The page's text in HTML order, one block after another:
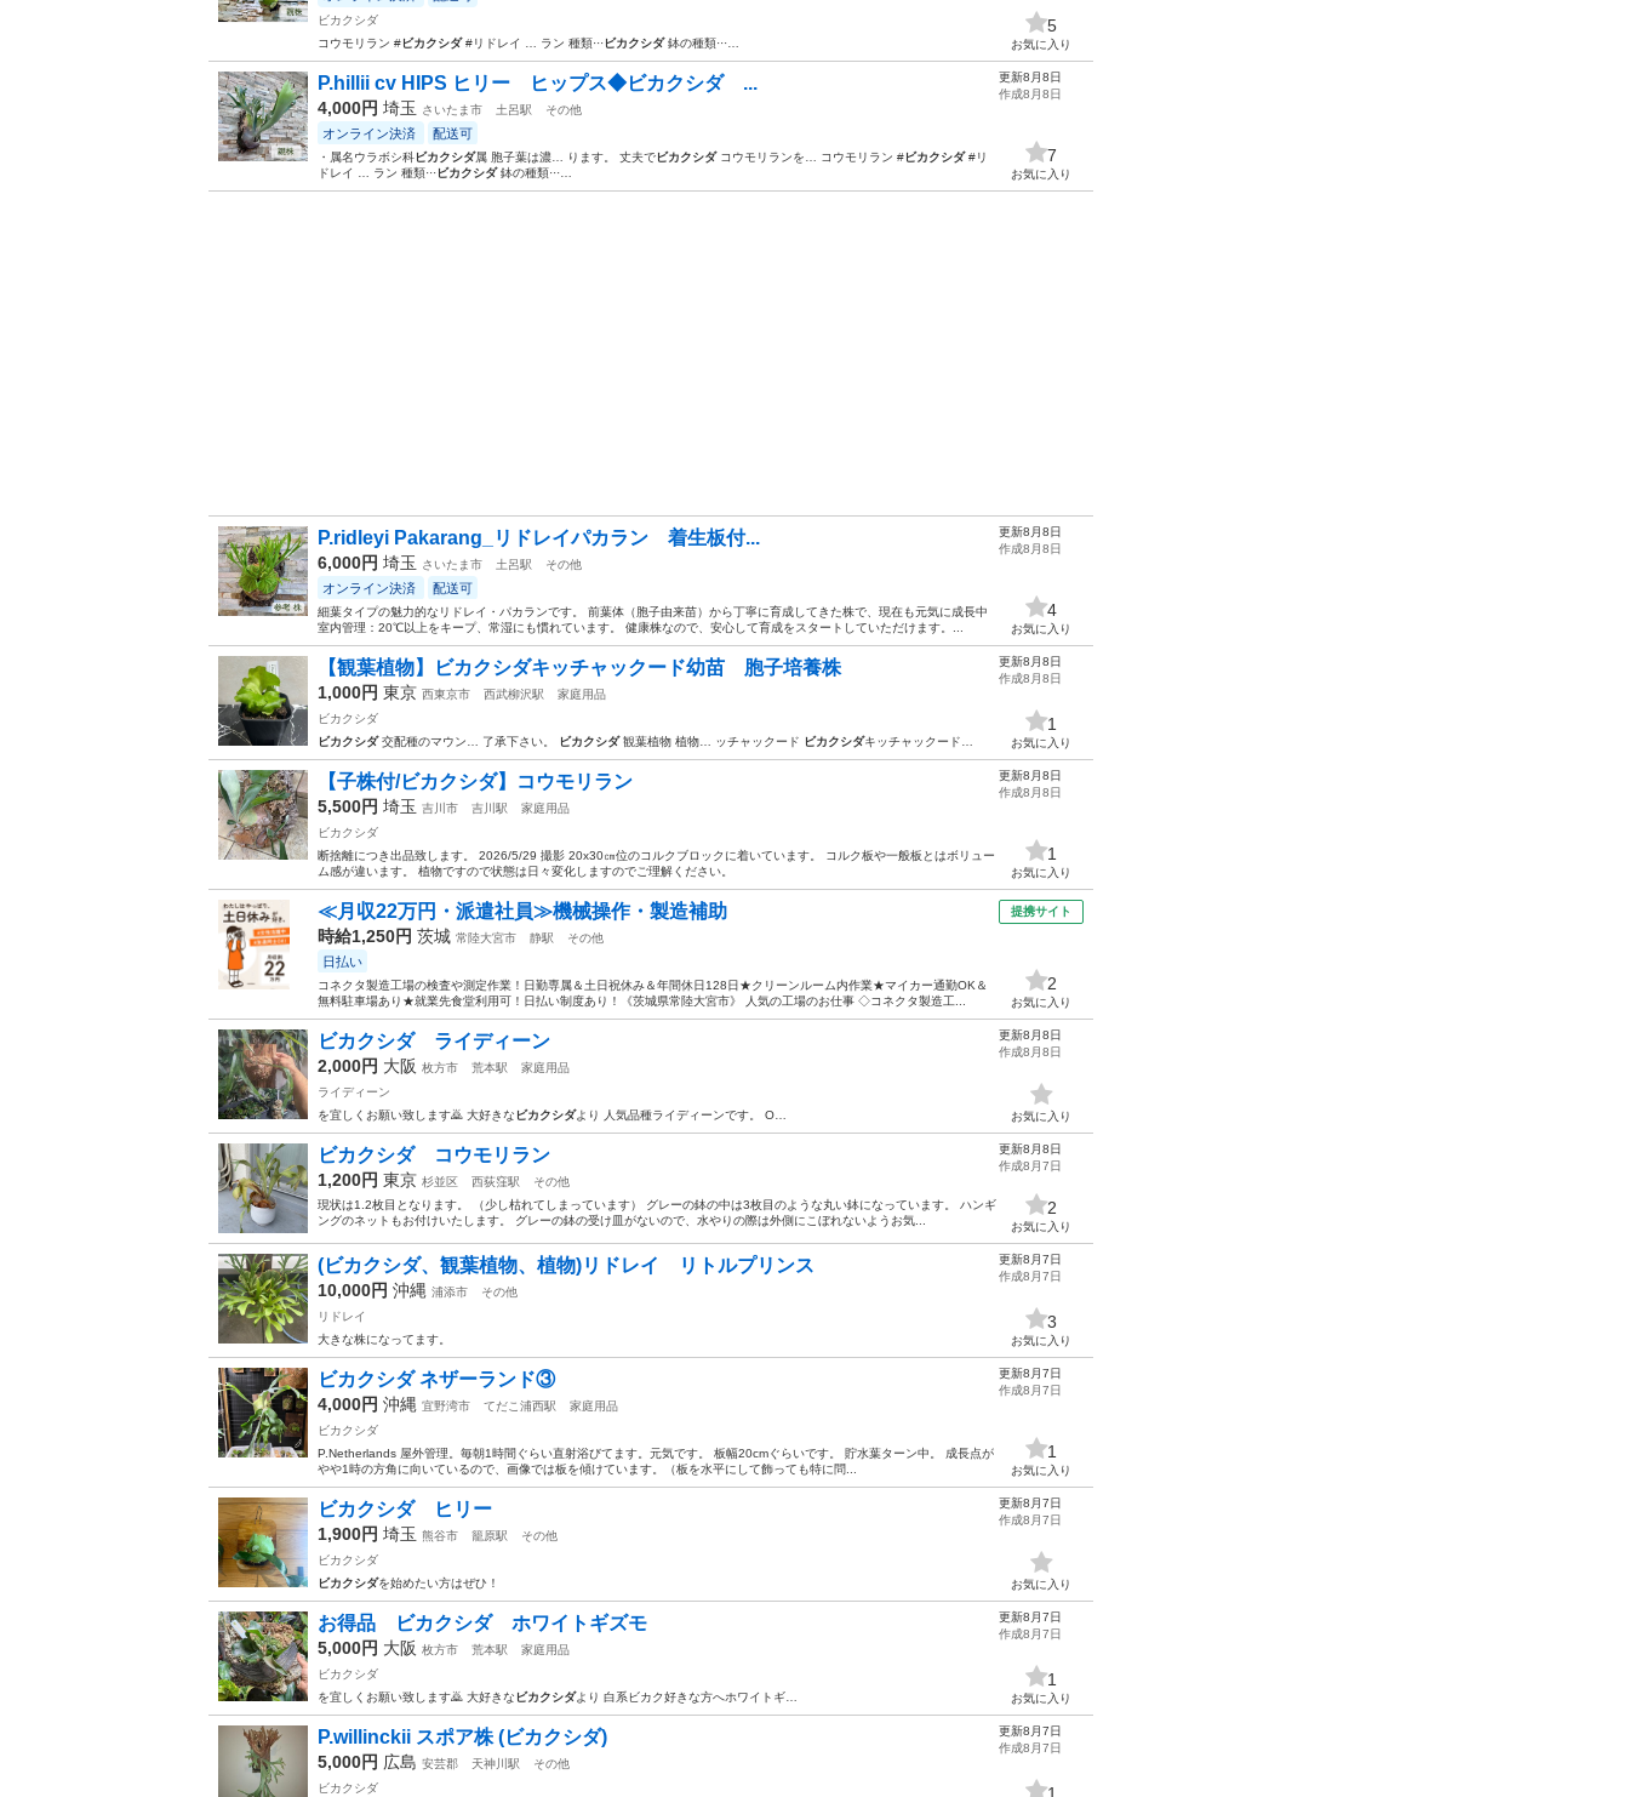
ビカクシダ
コウモリラン #ビカクシダ#リドレイ … ラン 種類···ビカクシダ鉢の種類···…
5
お気に入り
P.hillii cv HIPS ヒリー ヒップス◆ビカクシダ ...
4,000円 埼玉 さいたま市 土呂駅 その他
オンライン決済 配送可
・属名ウラボシ科ビカクシダ属 胞子葉は濃… ります。 丈夫でビカクシダコウモリランを… コウモリラン #ビカクシダ#リ
ドレイ … ラン 種類···ビカクシダ鉢の種類···…
更新8月8日
作成8月8日
7
お気に入り
P.ridleyi Pakarang_リドレイパカラン 着生板付...
6,000円 埼玉 さいたま市 土呂駅 その他
オンライン決済 配送可
細葉タイプの魅力的なリドレイ・パカランです。 前葉体（胞子由来苗）から丁寧に育成してきた株で、現在も元気に成長中
室内管理：20℃以上をキープ、常湿にも慣れています。 健康株なので、安心して育成をスタートしていただけます。...
更新8月8日
作成8月8日
4
お気に入り
【観葉植物】ビカクシダキッチャックード幼苗 胞子培養株
1,000円 東京 西東京市 西武柳沢駅
家庭用品
ビカクシダ
ビカクシダ交配種のマウン… 了承下さい。 ビカクシダ観葉植物 植物… ッチャックード ビカクシダキッチャックード…
更新8月8日
作成8月8日
1
お気に入り
【子株付/ビカクシダ】コウモリラン
5,500円 埼玉 吉川市 吉川駅
家庭用品
ビカクシダ
断捨離につき出品致します。 2026/5/29 撮影 20x30㎝位のコルクブロックに着いています。 コルク板や一般板とはボリュー
ム感が違います。 植物ですので状態は日々変化しますのでご理解ください。
更新8月8日
作成8月8日
1
お気に入り
≪月収22万円・派遣社員≫機械操作・製造補助
時給1,250円 茨城 常陸大宮市 静駅 その他
日払い
コネクタ製造工場の検査や測定作業！日勤専属＆土日祝休み＆年間休日128日★クリーンルーム内作業★マイカー通勤OK＆
無料駐車場あり★就業先食堂利用可！日払い制度あり！《茨城県常陸大宮市》 人気の工場のお仕事 ◇コネクタ製造工...
提携サイト
2
お気に入り
ビカクシダ ライディーン
2,000円 大阪 枚方市 荒本駅
家庭用品
ライディーン
を宜しくお願い致します🙇 大好きな ビカクシダより 人気品種ライディーンです。 O…
更新8月8日
作成8月8日
お気に入り
ビカクシダ コウモリラン
1,200円 東京 杉並区 西荻窪駅
その他
現状は1.2枚目となります。 （少し枯れてしまっています） グレーの鉢の中は3枚目のような丸い鉢になっています。 ハンギ
ングのネットもお付けいたします。 グレーの鉢の受け皿がないので、水やりの際は外側にこぼれないようお気...
更新8月8日
作成8月7日
2
お気に入り
(ビカクシダ、観葉植物、植物)リドレイ リトルプリンス
10,000円 沖縄 浦添市
その他
リドレイ
大きな株になってます。
更新8月7日
作成8月7日
3
お気に入り
ビカクシダ ネザーランド③
4,000円 沖縄 宜野湾市 てだこ浦西駅
家庭用品
ビカクシダ
P.Netherlands 屋外管理。毎朝1時間ぐらい直射浴びてます。元気です。 板幅20cmぐらいです。 貯水葉ターン中。 成長点が
やや1時の方角に向いているので、画像では板を傾けています。（板を水平にして飾っても特に問...
更新8月7日
作成8月7日
1
お気に入り
ビカクシダ ヒリー
1,900円 埼玉 熊谷市 籠原駅
その他
ビカクシダ
ビカクシダを始めたい方はぜひ！
更新8月7日
作成8月7日
お気に入り
お得品 ビカクシダ ホワイトギズモ
5,000円 大阪 枚方市 荒本駅
家庭用品
ビカクシダ
を宜しくお願い致します🙇 大好きな ビカクシダより 白系ビカク好きな方へホワイトギ…
更新8月7日
作成8月7日
1
お気に入り
P.willinckii スポア株 (ビカクシダ)
5,000円 広島 安芸郡 天神川駅
その他
ビカクシダ
更新8月7日
作成8月7日
1